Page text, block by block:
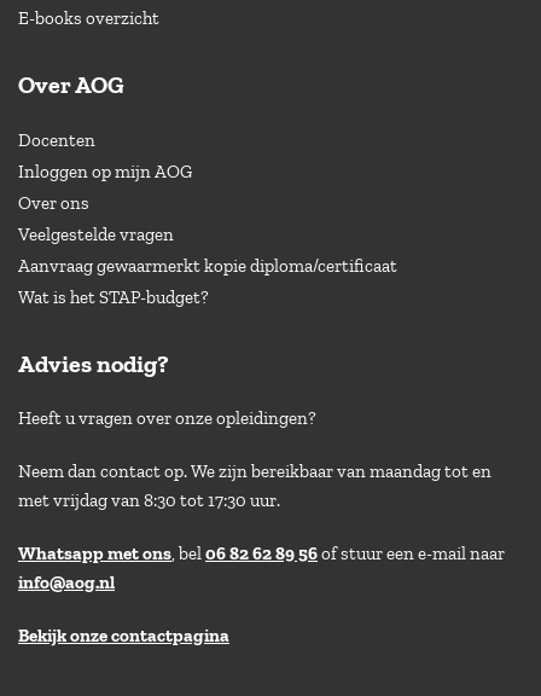
E-books overzicht
Over AOG
Docenten
Inloggen op mijn AOG
Over ons
Veelgestelde vragen
Aanvraag gewaarmerkt kopie diploma/certificaat
Wat is het STAP-budget?
Advies nodig?
Heeft u vragen over onze opleidingen?
Neem dan contact op. We zijn bereikbaar van maandag tot en
met vrijdag van 8:30 tot 17:30 uur.
Whatsapp met ons, bel06 82 62 89 56of stuur een e-mail naar
info@aog.nl
Bekijk onze contactpagina